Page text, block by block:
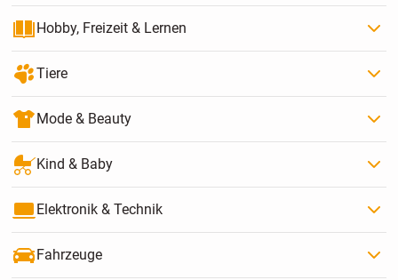
Hobby, Freizeit & Lernen
Tiere
Mode & Beauty
Kind & Baby
Elektronik & Technik
Fahrzeuge